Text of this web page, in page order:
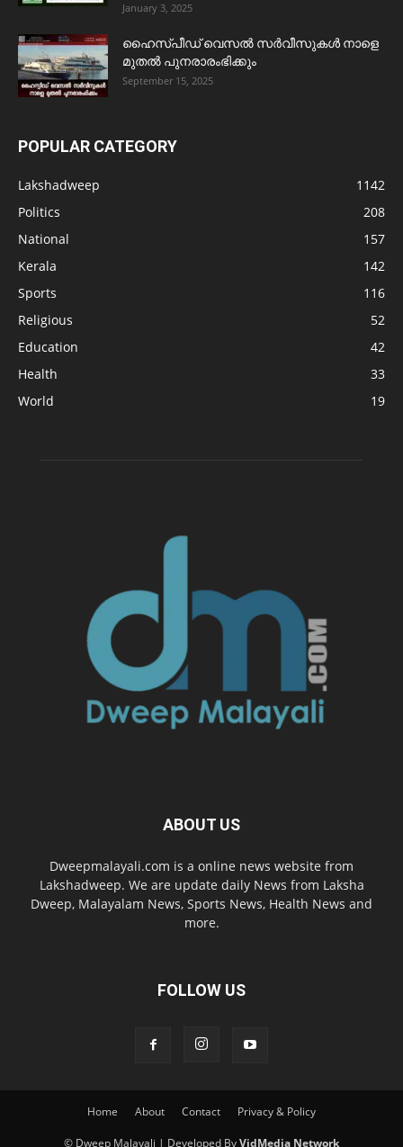
January 3, 2025
ഹൈസ്പീഡ് വെസൽ സർവീസുകൾ നാളെ
മുതൽ പുനരാരംഭിക്കും
September 15, 2025
POPULAR CATEGORY
Lakshadweep
1142
Politics
208
National
157
Kerala
142
Sports
116
Religious
52
Education
42
Health
33
World
19
ABOUT US
Dweepmalayali.com is a online news website from
Lakshadweep. We are update daily News from Laksha
Dweep, Malayalam News, Sports News, Health News and
more.
FOLLOW US
Home About Contact Privacy & Policy
© Dweep Malayali | Developed ByVidMedia Network